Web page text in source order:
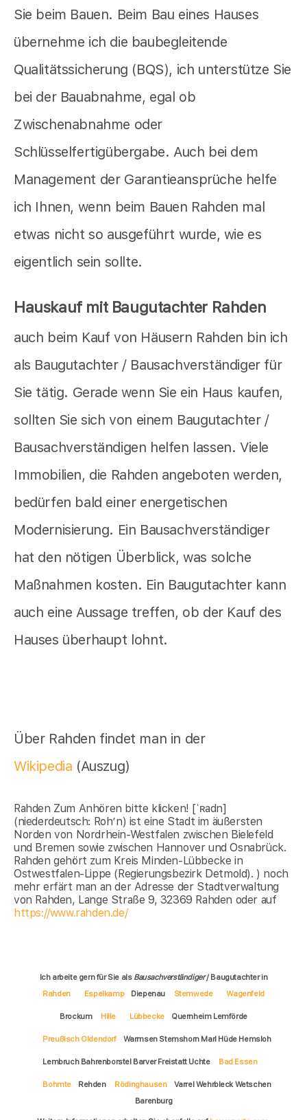
Sie beim Bauen. Beim Bau eines Hauses
übernehme ich die baubegleitende
Qualitätssicherung (BQS), ich unterstütze Sie
bei der Bauabnahme, egal ob
Zwischenabnahme oder
Schlüsselfertigübergabe. Auch bei dem
Management der Garantieansprüche helfe
ich Ihnen, wenn beim Bauen Rahden mal
etwas nicht so ausgeführt wurde, wie es
eigentlich sein sollte.
Hauskauf mit Baugutachter Rahden
auch beim Kauf von Häusern Rahden bin ich
als Baugutachter / Bausachverständiger für
Sie tätig. Gerade wenn Sie ein Haus kaufen,
sollten Sie sich von einem Baugutachter /
Bausachverständigen helfen lassen. Viele
Immobilien, die Rahden angeboten werden,
bedürfen bald einer energetischen
Modernisierung. Ein Bausachverständiger
hat den nötigen Überblick, was solche
Maßnahmen kosten. Ein Baugutachter kann
auch eine Aussage treffen, ob der Kauf des
Hauses überhaupt lohnt.
Über Rahden findet man in der
Wikipedia (Auszug)
Rahden Zum Anhören bitte klicken! [ˈʀadn]
(niederdeutsch: Roh’n) ist eine Stadt im äußersten
Norden von Nordrhein-Westfalen zwischen Bielefeld
und Bremen sowie zwischen Hannover und Osnabrück.
Rahden gehört zum Kreis Minden-Lübbecke in
Ostwestfalen-Lippe (Regierungsbezirk Detmold). ) noch
mehr erfärt man an der Adresse der Stadtverwaltung
von Rahden, Lange Straße 9, 32369 Rahden oder auf
https://www.rahden.de/
Ich arbeite gern für Sie als Bausachverständiger/ Baugutachter in
Rahden
Espelkamp Diepenau Stemwede Wagenfeld
Brockum Hille Lübbecke Quernheim Lemförde
Preußisch Oldendorf Warmsen Stemshorn Marl Hüde Hemsloh
Lembruch Bahrenborstel Barver Freistatt Uchte Bad Essen
Bohmte Rehden Rödinghausen
Varrel Wehrbleck Wetschen
Barenburg